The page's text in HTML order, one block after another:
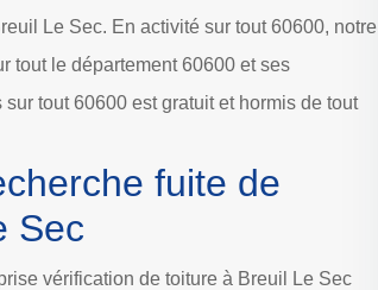
Le Sec. En activité sur tout 60600, notre
tout le département 60600 et ses
tout 60600 est gratuit et hormis de tout
fuite de
Sec
vérification de toiture à Breuil Le Sec